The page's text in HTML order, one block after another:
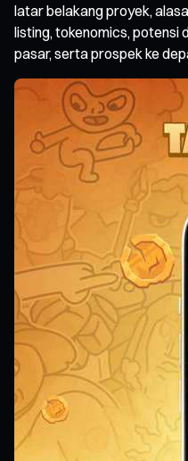
latar belakang proyek,
listing, tokenomics, potensi
pasar, serta prospek ke